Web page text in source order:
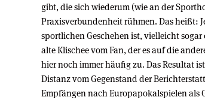
gibt, die sich wiederum (wie an der
Praxisverbundenheit rühmen. Das heißt:
sportlichen Geschehen ist, vielleicht sogar
alte Klischee vom Fan, der es auf die
hier noch immer häufig zu. Das Resultat
Distanz vom Gegenstand der
Empfängen nach Europapokalspielen als